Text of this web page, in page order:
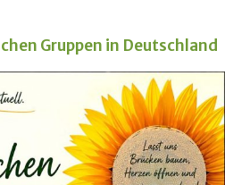
Gruppen in Deutschland